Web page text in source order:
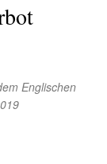
Englischen